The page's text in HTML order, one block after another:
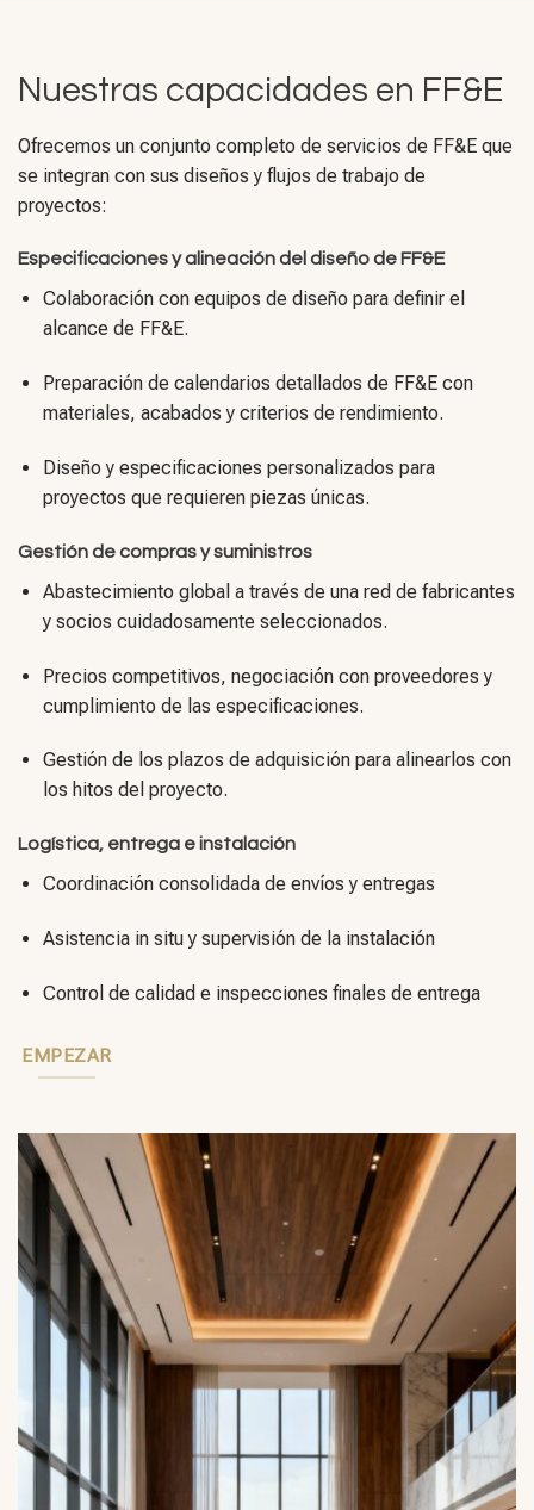
Nuestras capacidades en FF&E
Ofrecemos un conjunto completo de servicios de FF&E que
se integran con sus diseños y flujos de trabajo de
proyectos:
Especificaciones y alineación del diseño de FF&E
Colaboración con equipos de diseño para definir el
alcance de FF&E.
Preparación de calendarios detallados de FF&E con
materiales, acabados y criterios de rendimiento.
Diseño y especificaciones personalizados para
proyectos que requieren piezas únicas.
Gestión de compras y suministros
Abastecimiento global a través de una red de fabricantes
y socios cuidadosamente seleccionados.
Precios competitivos, negociación con proveedores y
cumplimiento de las especificaciones.
Gestión de los plazos de adquisición para alinearlos con
los hitos del proyecto.
Logística, entrega e instalación
Coordinación consolidada de envíos y entregas
Asistencia in situ y supervisión de la instalación
Control de calidad e inspecciones finales de entrega
EMPEZAR